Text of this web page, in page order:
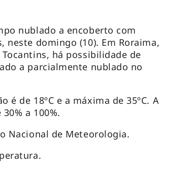
nublado a encoberto com
neste domingo (10). Em Roraima,
há possibilidade de
a parcialmente nublado no
de 18ºC e a máxima de 35ºC. A
a 100%.
Nacional de Meteorologia.